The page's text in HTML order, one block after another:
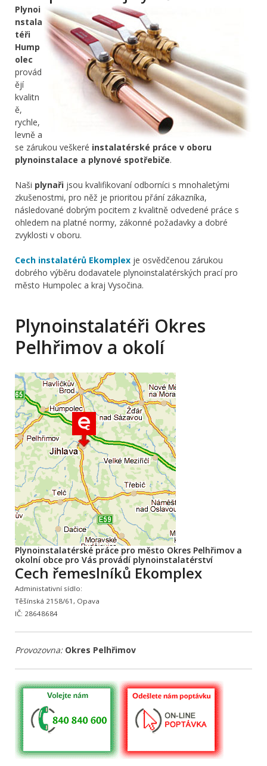
Plynoi
nstala
téři
Hump
olec
provád
ějí
kvalitn
ě,
rychle,
levně a
se zárukou veškeré instalatérské práce v oboru
plynoinstalace a plynové spotřebiče.
Naši plynaři jsou kvalifikovaní odborníci s mnohaletými
zkušenostmi, pro něž je prioritou přání zákazníka,
následované dobrým pocitem z kvalitně odvedené práce s
ohledem na platné normy, zákonné požadavky a dobré
zvyklosti v oboru.
Cech instalatérů Ekomplex je osvědčenou zárukou
dobrého výběru dodavatele plynoinstalatérských prací pro
město Humpolec a kraj Vysočina.
Plynoinstalatéři Okres
Pelhřimov a okolí
Plynoinstalatérské práce pro město Okres Pelhřimov a
okolní obce pro Vás provádí plynoinstalatérství
Cech řemeslníků Ekomplex
Administativní sídlo:
Těšínská 2158/61, Opava
IČ: 28648684
Provozovna: Okres Pelhřimov